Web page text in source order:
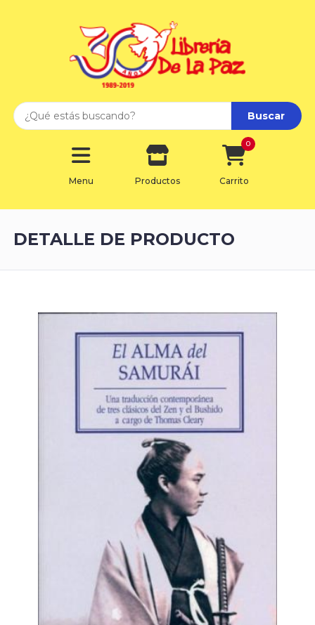
Buscar
Menu Productos Carrito
0
DETALLE DE PRODUCTO